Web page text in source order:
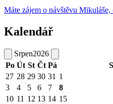
Máte zájem o návštěvu Mikuláše,
Kalendář
Srpen2026
Po Út St Čt Pá
27 28 29 30 31 1
3
4 5 6 7 8
10 11 12 13 14 15